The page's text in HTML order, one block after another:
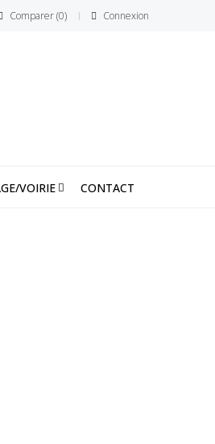
Comparer 0 Connexion
VOIRIE CONTACT